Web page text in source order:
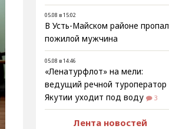
05.08 в 15:02
В Усть-Майском районе пропал
пожилой мужчина
05.08 в 14:46
«Ленатурфлот» на мели:
ведущий речной туроператор
Якутии уходит под воду
3
Лента новостей